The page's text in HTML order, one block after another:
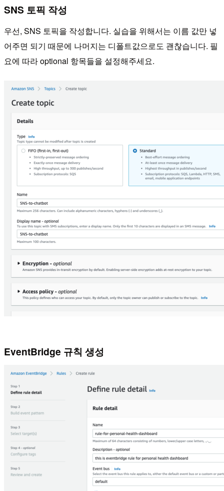
SNS 토픽 작성
우선, SNS 토픽을 작성합니다. 실습을 위해서는 이름 값만 넣
어주면 되기 때문에 나머지는 디폴트값으로도 괜찮습니다. 필
요에 따라 optional 항목들을 설정해주세요.
EventBridge 규칙 생성